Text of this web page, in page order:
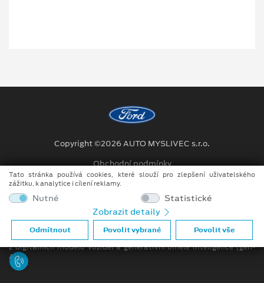
Copyright ©2026 AUTO MYSLIVEC s.r.o.
Obchodní podmínky
Ochrana osobních údajů
Prohlášení o zpracování údajů konečných zákazníků
Při tvorbě videí a obrázků na tomto webu je využíváno kombinace
tradičních fotografií či videí, počítačem generovaných snímků (CGI)
z digitálních modelů vozidel a generativní umělé inteligence (gen-
AI).
Tato stránka používá cookies, které slouží pro zlepšení uživatelského
zážitku, k analytice i cílení reklamy.
Nutné
Statistické
Zobrazit detaily
Odmítnout Povolit vybrané Povolit vše